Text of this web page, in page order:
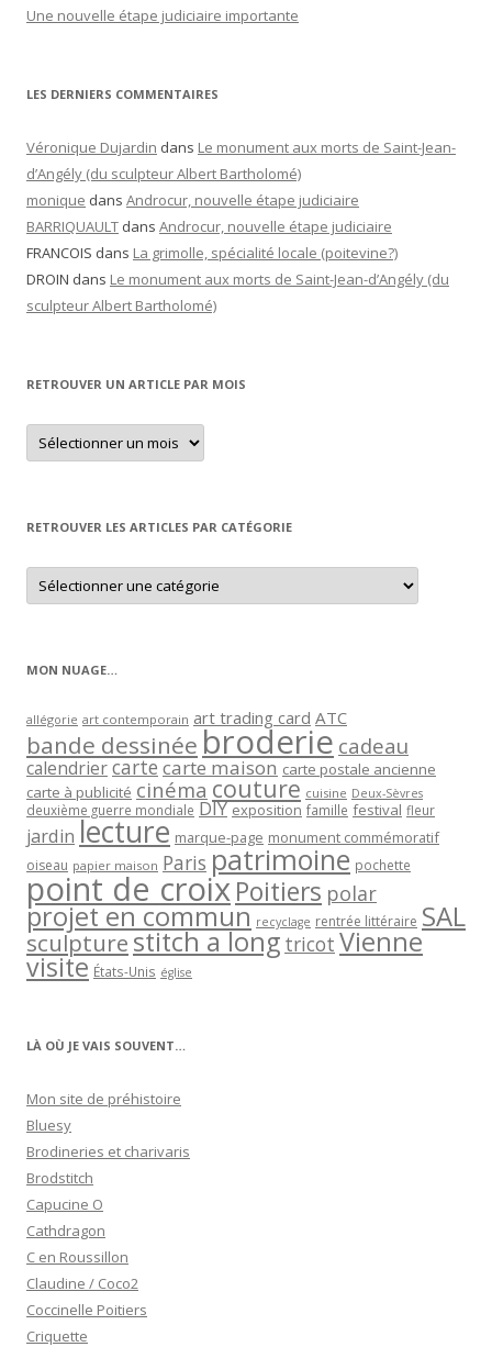
Une nouvelle étape judiciaire importante
LES DERNIERS COMMENTAIRES
Véronique Dujardin dans Le monument aux morts de Saint-Jean-
d’Angély (du sculpteur Albert Bartholomé)
monique dans Androcur, nouvelle étape judiciaire
BARRIQUAULT dans Androcur, nouvelle étape judiciaire
FRANCOIS dans La grimolle, spécialité locale (poitevine?)
DROIN dans Le monument aux morts de Saint-Jean-d’Angély (du
sculpteur Albert Bartholomé)
RETROUVER UN ARTICLE PAR MOIS
Retrouver
un
article
RETROUVER LES ARTICLES PAR CATÉGORIE
Retrouver
les
articles
MON NUAGE…
allégorie art contemporain art trading card ATC
bande dessinée broderie cadeau
calendriercartecarte maison carte postale ancienne
carte à publicité cinéma couture cuisine Deux-Sèvres
deuxième guerre mondiale DIY exposition famille festival fleur
jardin lecture marque-page monument commémoratif
oiseau papier maison Paris patrimoine pochette
point de croixPoitiers polar
projet en commun recyclage rentrée littéraire SAL
sculpturestitch a long tricot Vienne
visite États-Unis église
LÀ OÙ JE VAIS SOUVENT…
Mon site de préhistoire
Bluesy
Brodineries et charivaris
Brodstitch
Capucine O
Cathdragon
C en Roussillon
Claudine / Coco2
Coccinelle Poitiers
Criquette